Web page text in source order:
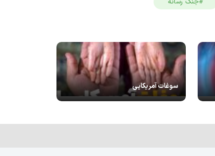
سوغات آمریکایی